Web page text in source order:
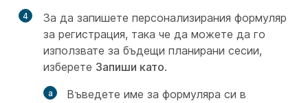
4
За да запишете персонализирания формуляр
за регистрация, така че да можете да го
използвате за бъдещи планирани сесии,
изберете Запиши като.
Въведете име за формуляра си в